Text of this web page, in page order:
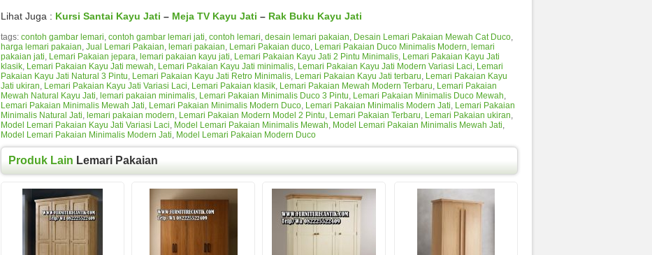
Lihat Juga : Kursi Santai Kayu Jati – Meja TV Kayu Jati – Rak Buku Kayu Jati
tags: contoh gambar lemari contoh gambar lemari jati contoh lemari desain lemari pakaian Desain Lemari Pakaian Mewah Cat Duco
harga lemari pakaian Jual Lemari Pakaian lemari pakaian Lemari Pakaian duco Lemari Pakaian Duco Minimalis Modern lemari
pakaian jati Lemari Pakaian jepara lemari pakaian kayu jati Lemari Pakaian Kayu Jati 2 Pintu Minimalis Lemari Pakaian Kayu Jati
klasik Lemari Pakaian Kayu Jati mewah Lemari Pakaian Kayu Jati minimalis Lemari Pakaian Kayu Jati Modern Variasi Laci Lemari
Pakaian Kayu Jati Natural 3 Pintu Lemari Pakaian Kayu Jati Retro Minimalis Lemari Pakaian Kayu Jati terbaru Lemari Pakaian Kayu
Jati ukiran Lemari Pakaian Kayu Jati Variasi Laci Lemari Pakaian klasik Lemari Pakaian Mewah Modern Terbaru Lemari Pakaian
Mewah Natural Kayu Jati lemari pakaian minimalis Lemari Pakaian Minimalis Duco 3 Pintu Lemari Pakaian Minimalis Duco Mewah
Lemari Pakaian Minimalis Mewah Jati Lemari Pakaian Minimalis Modern Duco Lemari Pakaian Minimalis Modern Jati Lemari Pakaian
Minimalis Natural Jati lemari pakaian modern Lemari Pakaian Modern Model 2 Pintu Lemari Pakaian Terbaru Lemari Pakaian ukiran
Model Lemari Pakaian Kayu Jati Variasi Laci Model Lemari Pakaian Minimalis Mewah Model Lemari Pakaian Minimalis Mewah Jati
Model Lemari Pakaian Minimalis Modern Jati Model Lemari Pakaian Modern Duco
Produk Lain Lemari Pakaian